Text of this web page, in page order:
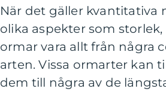
När det gäller
olika aspekter som
ormar vara allt från några
arten. Vissa ormarter kan
dem till några av de